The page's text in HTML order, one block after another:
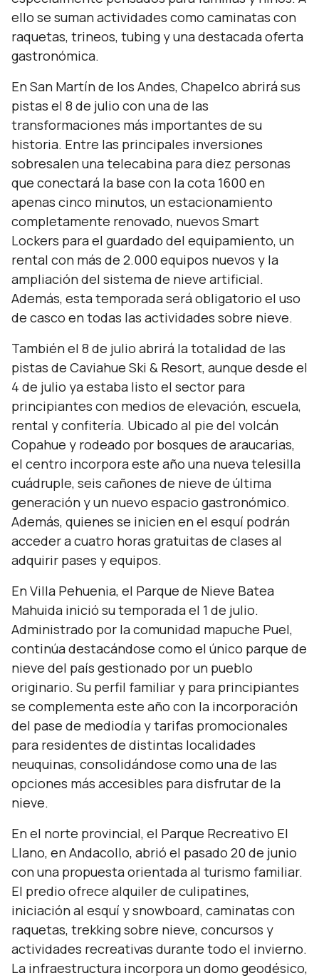
ello se suman actividades como caminatas con
raquetas, trineos, tubing y una destacada oferta
gastronómica.
En San Martín de los Andes, Chapelco abrirá sus
pistas el 8 de julio con una de las
transformaciones más importantes de su
historia. Entre las principales inversiones
sobresalen una telecabina para diez personas
que conectará la base con la cota 1600 en
apenas cinco minutos, un estacionamiento
completamente renovado, nuevos Smart
Lockers para el guardado del equipamiento, un
rental con más de 2.000 equipos nuevos y la
ampliación del sistema de nieve artificial.
Además, esta temporada será obligatorio el uso
de casco en todas las actividades sobre nieve.
También el 8 de julio abrirá la totalidad de las
pistas de Caviahue Ski & Resort, aunque desde el
4 de julio ya estaba listo el sector para
principiantes con medios de elevación, escuela,
rental y confitería. Ubicado al pie del volcán
Copahue y rodeado por bosques de araucarias,
el centro incorpora este año una nueva telesilla
cuádruple, seis cañones de nieve de última
generación y un nuevo espacio gastronómico.
Además, quienes se inicien en el esquí podrán
acceder a cuatro horas gratuitas de clases al
adquirir pases y equipos.
En Villa Pehuenia, el Parque de Nieve Batea
Mahuida inició su temporada el 1 de julio.
Administrado por la comunidad mapuche Puel,
continúa destacándose como el único parque de
nieve del país gestionado por un pueblo
originario. Su perfil familiar y para principiantes
se complementa este año con la incorporación
del pase de mediodía y tarifas promocionales
para residentes de distintas localidades
neuquinas, consolidándose como una de las
opciones más accesibles para disfrutar de la
nieve.
En el norte provincial, el Parque Recreativo El
Llano, en Andacollo, abrió el pasado 20 de junio
con una propuesta orientada al turismo familiar.
El predio ofrece alquiler de culipatines,
iniciación al esquí y snowboard, caminatas con
raquetas, trekking sobre nieve, concursos y
actividades recreativas durante todo el invierno.
La infraestructura incorpora un domo geodésico,